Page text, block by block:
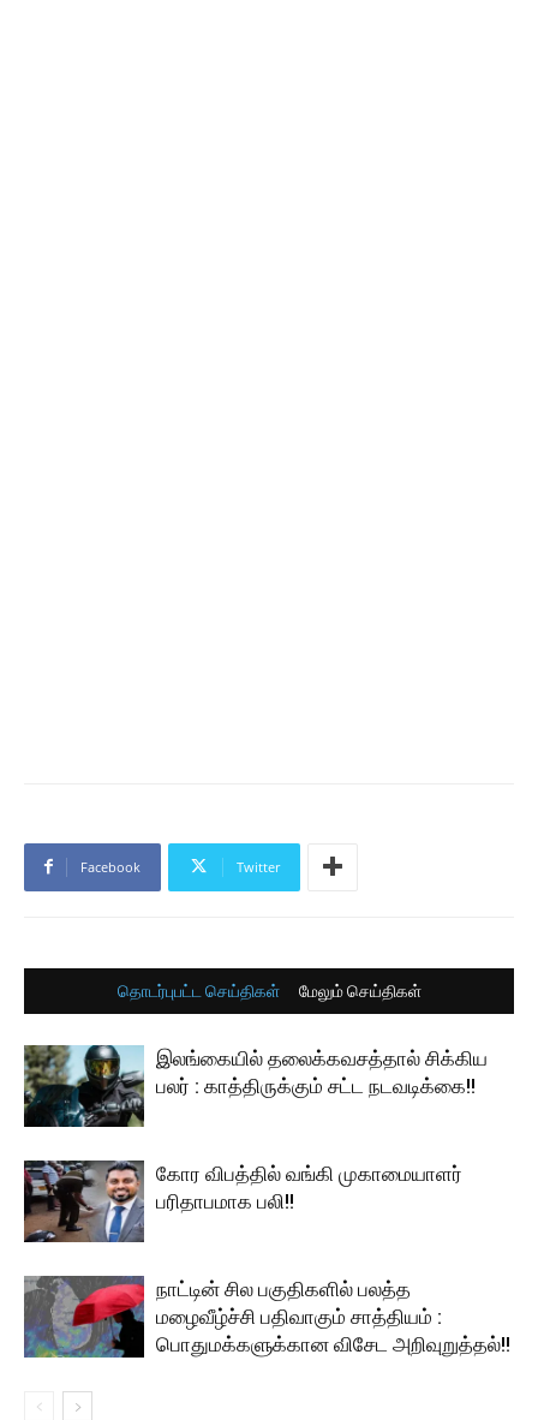
Facebook Twitter
தொடர்புபட்ட செய்திகள் மேலும் செய்திகள்
இலங்கையில் தலைக்கவசத்தால் சிக்கிய
பலர் : காத்திருக்கும் சட்ட நடவடிக்கை!!
கோர விபத்தில் வங்கி முகாமையாளர்
பரிதாபமாக பலி!!
நாட்டின் சில பகுதிகளில் பலத்த
மழைவீழ்ச்சி பதிவாகும் சாத்தியம் :
பொதுமக்களுக்கான விசேட அறிவுறுத்தல்!!